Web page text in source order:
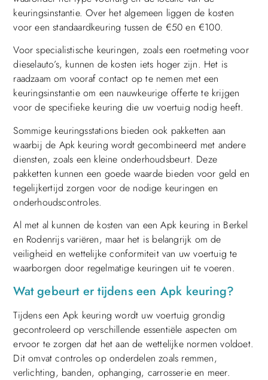
keuringsinstantie. Over het algemeen liggen de kosten
voor een standaardkeuring tussen de €50 en €100.
Voor specialistische keuringen, zoals een roetmeting voor
dieselauto’s, kunnen de kosten iets hoger zijn. Het is
raadzaam om vooraf contact op te nemen met een
keuringsinstantie om een ​​nauwkeurige offerte te krijgen
voor de specifieke keuring die uw voertuig nodig heeft.
Sommige keuringsstations bieden ook pakketten aan
waarbij de Apk keuring wordt gecombineerd met andere
diensten, zoals een kleine onderhoudsbeurt. Deze
pakketten kunnen een goede waarde bieden voor geld en
tegelijkertijd zorgen voor de nodige keuringen en
onderhoudscontroles.
Al met al kunnen de kosten van een Apk keuring in Berkel
en Rodenrijs variëren, maar het is belangrijk om de
veiligheid en wettelijke conformiteit van uw voertuig te
waarborgen door regelmatige keuringen uit te voeren.
Wat gebeurt er tijdens een Apk keuring?
Tijdens een Apk keuring wordt uw voertuig grondig
gecontroleerd op verschillende essentiële aspecten om
ervoor te zorgen dat het aan de wettelijke normen voldoet.
Dit omvat controles op onderdelen zoals remmen,
verlichting, banden, ophanging, carrosserie en meer.